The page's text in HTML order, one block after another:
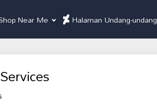
Near Me Halaman Undang-undang